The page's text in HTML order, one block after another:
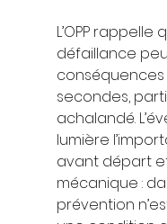
L’OPP
défaillance
secondes,
achalandé.
lumière
avant départ
mécanique :
prévention